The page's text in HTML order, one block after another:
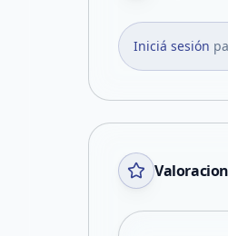
Iniciá sesión